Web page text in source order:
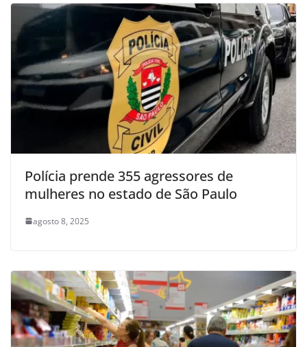
Polícia prende 355 agressores de
mulheres no estado de São Paulo
agosto 8, 2025